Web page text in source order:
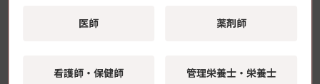
2型糖尿病の「脳インスリン抵抗性」が視
2026年8月5日(水)
医師 薬剤師
看護師・保健師 管理栄養士・栄養士